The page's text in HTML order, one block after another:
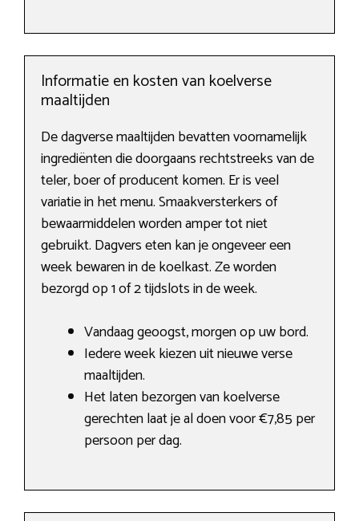
Informatie en kosten van koelverse
maaltijden
De dagverse maaltijden bevatten voornamelijk
ingrediënten die doorgaans rechtstreeks van de
teler, boer of producent komen. Er is veel
variatie in het menu. Smaakversterkers of
bewaarmiddelen worden amper tot niet
gebruikt. Dagvers eten kan je ongeveer een
week bewaren in de koelkast. Ze worden
bezorgd op 1 of 2 tijdslots in de week.
Vandaag geoogst, morgen op uw bord.
Iedere week kiezen uit nieuwe verse
maaltijden.
Het laten bezorgen van koelverse
gerechten laat je al doen voor €7,85 per
persoon per dag.